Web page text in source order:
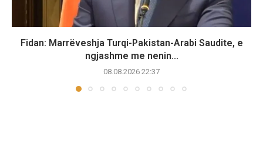
Fidan: Marrëveshja Turqi-Pakistan-Arabi Saudite, e
ngjashme me nenin...
08.08.2026 22:37